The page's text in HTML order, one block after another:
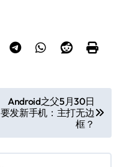
Android之父5月30日
要发新手机：主打无边
框？